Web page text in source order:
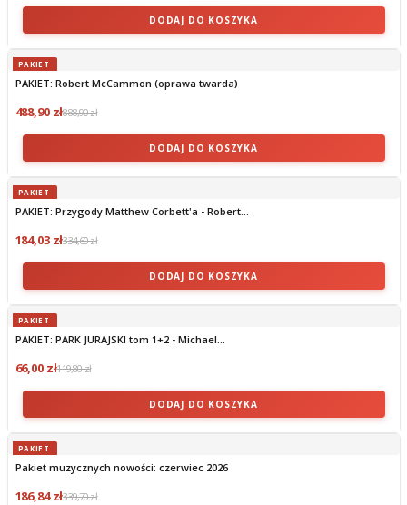
DODAJ DO KOSZYKA
PAKIET
PAKIET: Robert McCammon (oprawa twarda)
488,90 zł888,90 zł
DODAJ DO KOSZYKA
PAKIET
PAKIET: Przygody Matthew Corbett'a - Robert...
184,03 zł334,60 zł
DODAJ DO KOSZYKA
PAKIET
PAKIET: PARK JURAJSKI tom 1+2 - Michael...
66,00 zł119,80 zł
DODAJ DO KOSZYKA
PAKIET
Pakiet muzycznych nowości: czerwiec 2026
186,84 zł339,70 zł